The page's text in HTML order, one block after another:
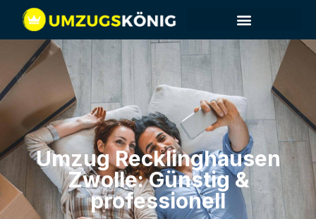
Umzug Recklinghausen​
Zwolle: Günstig &
professionell​